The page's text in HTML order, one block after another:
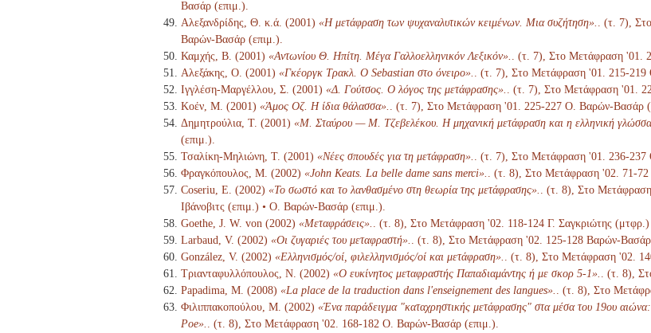
Βασάρ (επιμ.).
Αλεξανδρίδης, Θ. κ.ά. (2001) «Η μετάφραση των ψυχαναλυτικών κειμένων. Μια συζήτηση».
. (τ. 7),
Βαρών-Βασάρ (επιμ.).
Καμχής, Β. (2001) «Αντωνίου Θ. Ηπίτη. Μέγα Γαλλοελληνικόν Λεξικόν».
. (τ. 7), Στο Μετάφραση '01.
Αλεξάκης, Ο. (2001) «Γκέοργκ Τρακλ. Ο Sebastian στο όνειρο».
. (τ. 7), Στο Μετάφραση '01. 215-
Ιγγλέση-Μαργέλλου, Σ. (2001) «Δ. Γούτσος. Ο λόγος της μετάφρασης».
. (τ. 7), Στο Μετάφραση '01.
Κοέν, Μ. (2001) «Άμος Οζ. Η ίδια θάλασσα».
. (τ. 7), Στο Μετάφραση '01. 225-227 Ο. Βαρών-Βασάρ
Δημητρούλια, Τ. (2001) «Μ. Σταύρου — Μ. Τζεβελέκου. Η μηχανική μετάφραση και η ελληνική
(επιμ.).
Τσαλίκη-Μηλιώνη, Τ. (2001) «Νέες σπουδές για τη μετάφραση».
. (τ. 7), Στο Μετάφραση '01. 236-
Φραγκόπουλος, Μ. (2002) «John Keats. La belle dame sans merci».
. (τ. 8), Στο Μετάφραση '02. 71-
Coseriu, E. (2002) «Το σωστό και το λανθασμένο στη θεωρία της μετάφρασης».
. (τ. 8), Στο
Ιβάνοβιτς (επιμ.) • Ο. Βαρών-Βασάρ (επιμ.).
Goethe, J. W. von (2002) «Μεταφράσεις».
. (τ. 8), Στο Μετάφραση '02. 118-124 Γ. Σαγκριώτης
Larbaud, V. (2002) «Οι ζυγαριές του μεταφραστή».
. (τ. 8), Στο Μετάφραση '02. 125-128 Βαρών-
González, V. (2002) «Ελληνισμός/οί, φιλελληνισμός/οί και μετάφραση».
. (τ. 8), Στο Μετάφραση '02.
Τριανταφυλλόπουλος, Ν. (2002) «Ο ευκίνητος μεταφραστής Παπαδιαμάντης ή με σκορ 5-1».
. (τ. 8),
Papadima, M. (2008) «La place de la traduction dans l'enseignement des langues».
. (τ. 8), Στο
Φιλιππακοπούλου, Μ. (2002) «Ένα παράδειγμα "καταχρηστικής μετάφρασης" στα μέσα του 19ου
Poe».
. (τ. 8), Στο Μετάφραση '02. 168-182 Ο. Βαρών-Βασάρ (επιμ.).